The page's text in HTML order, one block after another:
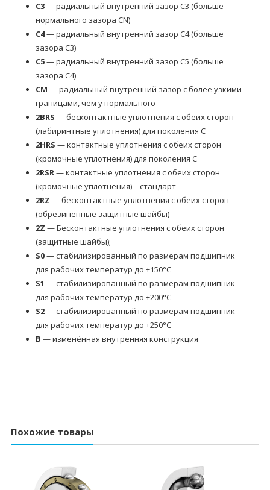
C3— радиальный внутренний зазор C3 (больше
нормального зазора CN)
C4— радиальный внутренний зазор C4 (больше
зазора C3)
C5— радиальный внутренний зазор C5 (больше
зазора C4)
CM — радиальный внутренний зазор с более узкими
границами, чем у нормального
2BRS — бесконтактные уплотнения с обеих сторон
(лабиринтные уплотнения) для поколения C
2HRS — контактные уплотнения с обеих сторон
(кромочные уплотнения) для поколения C
2RSR— контактные уплотнения с обеих сторон
(кромочные уплотнения) – стандарт
2RZ — бесконтактные уплотнения с обеих сторон
(обрезиненные защитные шайбы)
2Z — Бесконтактные уплотнения с обеих сторон
(защитные шайбы);
S0— стабилизированный по размерам подшипник
для рабочих температур до +150°C
S1 — стабилизированный по размерам подшипник
для рабочих температур до +200°C
S2— стабилизированный по размерам подшипник
для рабочих температур до +250°C
B — изменённая внутренняя конструкция
Похожие товары